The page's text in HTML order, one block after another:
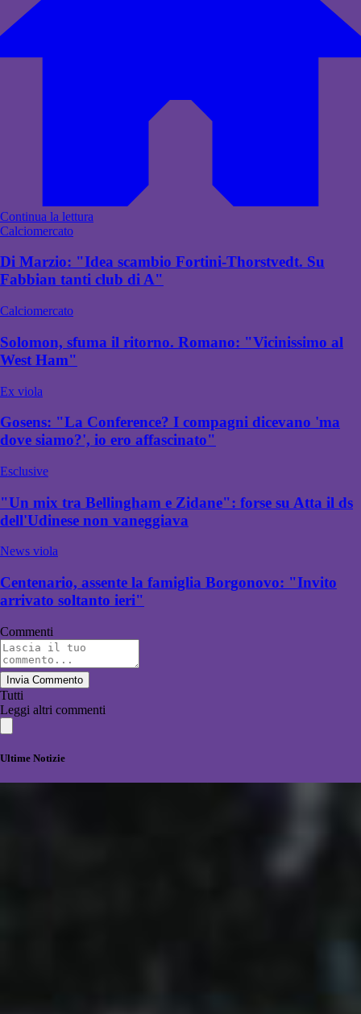
Continua la lettura
Calciomercato
Di Marzio: "Idea scambio Fortini-Thorstvedt. Su
Fabbian tanti club di A"
Calciomercato
Solomon, sfuma il ritorno. Romano: "Vicinissimo al
West Ham"
Ex viola
Gosens: "La Conference? I compagni dicevano 'ma
dove siamo?', io ero affascinato"
Esclusive
"Un mix tra Bellingham e Zidane": forse su Atta il ds
dell'Udinese non vaneggiava
News viola
Centenario, assente la famiglia Borgonovo: "Invito
arrivato soltanto ieri"
Commenti
Invia Commento
Tutti
Leggi altri commenti
Ultime Notizie